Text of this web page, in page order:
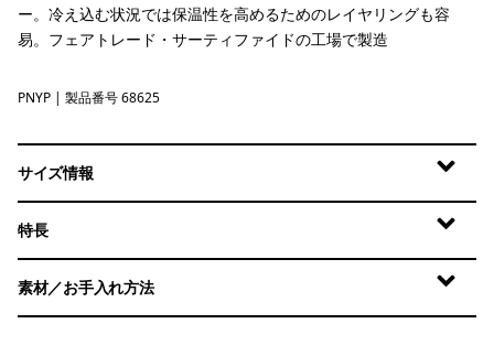
ー。冷え込む状況では保温性を高めるためのレイヤリングも容
易。フェアトレード・サーティファイドの工場で製造
Punchy Pink
PNYP | 製品番号 68625
サイズ情報
特長
素材／お手入れ方法